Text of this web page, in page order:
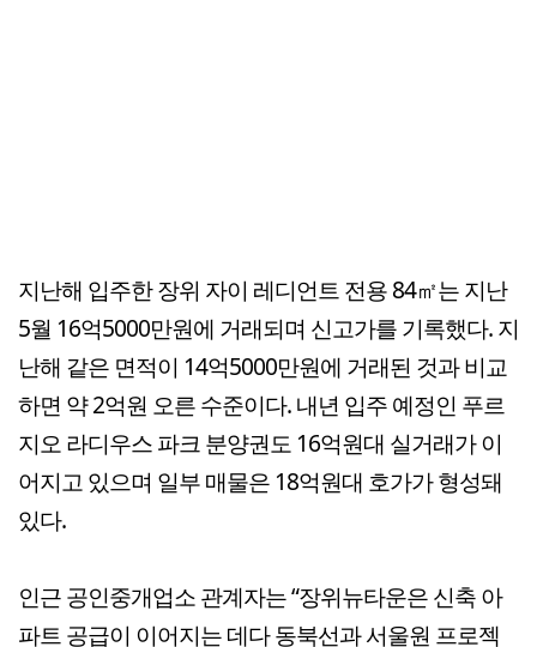
지난해 입주한 장위 자이 레디언트 전용 84㎡는 지난
5월 16억5000만원에 거래되며 신고가를 기록했다. 지
난해 같은 면적이 14억5000만원에 거래된 것과 비교
하면 약 2억원 오른 수준이다. 내년 입주 예정인 푸르
지오 라디우스 파크 분양권도 16억원대 실거래가 이
어지고 있으며 일부 매물은 18억원대 호가가 형성돼
있다.
인근 공인중개업소 관계자는 “장위뉴타운은 신축 아
파트 공급이 이어지는 데다 동북선과 서울원 프로젝